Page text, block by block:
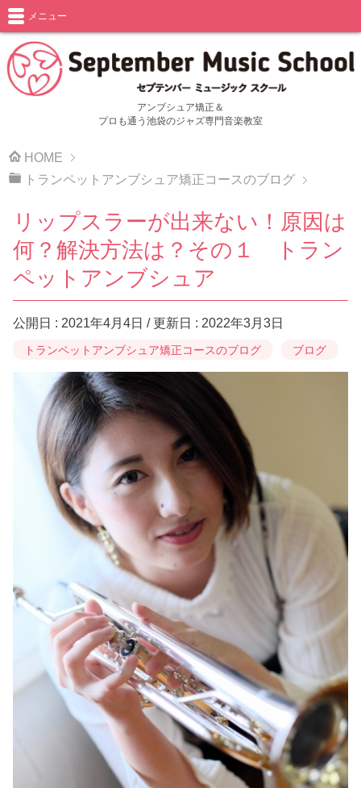
アンブシュア矯正＆
プロも通う池袋のジャズ専門音楽教室
メニュー
HOME
トランペットアンブシュア矯正コースのブログ
リップスラーが出来ない！原因は
何？解決方法は？その１ トラン
ペットアンブシュア
公開日 : 2021年4月4日 / 更新日 : 2022年3月3日
トランペットアンブシュア矯正コースのブログ ブログ